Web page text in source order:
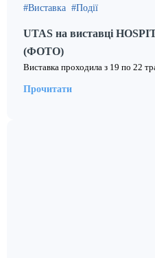
Виставка Події
UTAS на виставці
(ФОТО)
Виставка проходила з 19 по 22
Прочитати